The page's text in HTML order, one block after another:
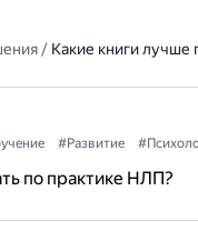
/ Какие книги лучше
#Развитие
по практике НЛП?